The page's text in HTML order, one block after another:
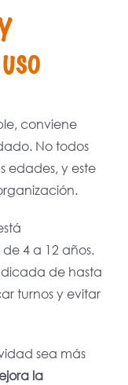
conviene
No todos
edades, y este
4 a 12 años.
de hasta
turnos y evitar
sea más
la